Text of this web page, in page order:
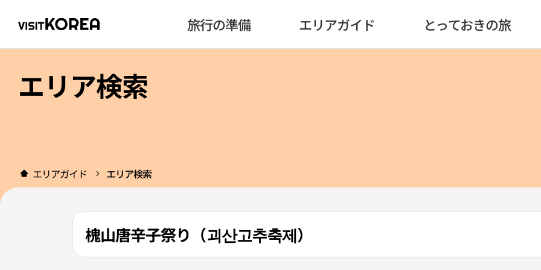
旅行の準備 エリアガイド とっておきの旅
エリア検索
エリアガイド エリア検索
槐山唐辛子祭り（괴산고추축제）